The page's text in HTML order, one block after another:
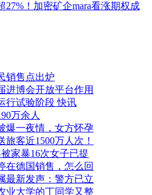
27%！加密矿企mara看涨期权成
销售点出炉
进博会开放平台作用
行试验阶段 快讯
万余人
爆一夜情，女方怀孕
客近1500万人次！
家暴16次女子已提
在德国销售，怎么回
最新发声：警方已立
业大学的丁同学又整